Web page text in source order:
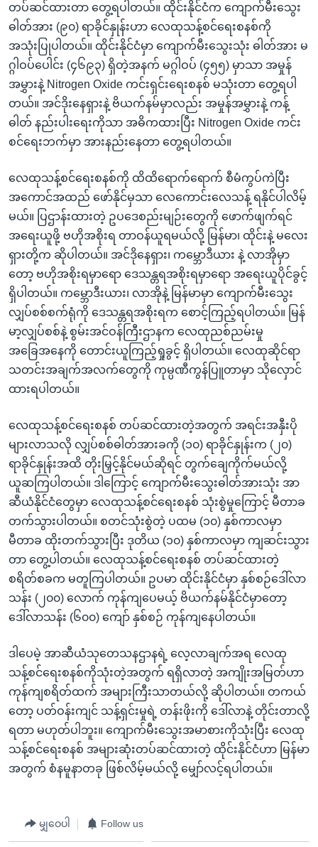
တပ်ဆင်ထားတာ တွေ့ရပါတယ်။ ထိုင်းနိုင်ငံက ကျောက်မီးသွေး
ဓါတ်အား (၉၀) ရာခိုင်နှုန်းဟာ လေထုသန့်စင်ရေးစနစ်ကို
အသုံးပြုပါတယ်။ ထိုင်းနိုင်ငံမှာ ကျောက်မီးသွေးသုံး ဓါတ်အား မ
ဂ္ဂါဝပ်ပေါင်း (၄၆၉၃) ရှိတဲ့အနက် မဂ္ဂါဝပ် (၄၅၅) မှာသာ အမှုန်
အမွှားနဲ့ Nitrogen Oxide ကင်းရှင်းရေးစနစ် မသုံးတာ တွေ့ရပါ
တယ်။ အင်ဒိုးနေရှားနဲ့ ဗိယက်နမ်မှာလည်း အမှုန်အမွှားနဲ့ ကန့်
ဓါတ် နည်းပါးရေးကိုသာ အဓိကထားပြီး Nitrogen Oxide ကင်း
စင်ရေးဘက်မှာ အားနည်းနေတာ တွေ့ရပါတယ်။
လေထုသန့်စင်ရေးစနစ်ကို ထိထိရောက်ရောက် စီမံကွပ်ကဲပြီး
အကောင်အထည် ဖော်နိုင်မှသာ လေကောင်းလေသန့် ရနိုင်ပါလိမ့်
မယ်။ ပြဌာန်းထားတဲ့ ဥပဒေစည်းမျဉ်းတွေကို ဖောက်ဖျက်ရင်
အရေးယူဖို့ ဗဟိုအစိုးရ တာဝန်ယူရမယ်လို့ မြန်မာ၊ ထိုင်းနဲ့ မလေး
ရှားတို့က ဆိုပါတယ်။ အင်ဒိုနေရှား၊ ကမ္ဘောဒီယား နဲ့ လာအိုမှာ
တော့ ဗဟိုအစိုးရမှာရော ဒေသန္တရအစိုးရမှာရော အရေးယူပိုင်ခွင့်
ရှိပါတယ်။ ကမ္ဘောဒီးယား၊ လာအိုနဲ့ မြန်မာမှာ ကျောက်မီးသွေး
လျှပ်စစ်စက်ရုံကို ဒေသန္တရအစိုးရက စောင့်ကြည့်ရပါတယ်။ မြန်
မာ့လျှပ်စစ်နဲ့ စွမ်းအင်ဝန်ကြီးဌာနက လေထုညစ်ညမ်းမှု
အခြေအနေကို တောင်းယူကြည့်ရှုခွင့် ရှိပါတယ်။ လေထုဆိုင်ရာ
သတင်းအချက်အလက်တွေကို ကုမ္ပဏီကွန်ပြူတာမှာ သိုလှောင်
ထားရပါတယ်။
လေထုသန့်စင်ရေးစနစ် တပ်ဆင်ထားတဲ့အတွက် အရင်းအနှီးပို
များလာသလို လျှပ်စစ်ဓါတ်အားခကို (၁၀) ရာခိုင်နှုန်းက (၂၀)
ရာခိုင်နှုန်းအထိ တိုးမြှင့်နိုင်မယ်ဆိုရင် တွက်ချေကိုက်မယ်လို့
ယူဆကြပါတယ်။ ဒါကြောင့် ကျောက်မီးသွေးဓါတ်အားသုံး အာ
ဆီယံနိုင်ငံတွေမှာ လေထုသန့်စင်ရေးစနစ် သုံးစွဲမှုကြောင့် မီတာခ
တက်သွားပါတယ်။ စတင်သုံးစွဲတဲ့ ပထမ (၁၀) နှစ်ကာလမှာ
မီတာခ ထိုးတက်သွားပြီး ဒုတိယ (၁၀) နှစ်ကာလမှာ ကျဆင်းသွား
တာ တွေ့ပါတယ်။ လေထုသန့်စင်ရေးစနစ် တပ်ဆင်ထားတဲ့
စရိတ်စခက မတူကြပါတယ်။ ဥပမာ ထိုင်းနိုင်ငံမှာ နှစ်စဉ်ဒေါ်လာ
သန်း (၂၀၀) လောက် ကုန်ကျပေမယ့် ဗိယက်နမ်နိုင်ငံမှာတော့
ဒေါ်လာသန်း (၆၀၀) ကျော် နှစ်စဉ် ကုန်ကျနေပါတယ်။
ဒါပေမဲ့ အာဆီယံသုတေသနဌာနရဲ့ လေ့လာချက်အရ လေထု
သန့်စင်ရေးစနစ်ကိုသုံးတဲ့အတွက် ရရှိလာတဲ့ အကျိုးအမြတ်ဟာ
ကုန်ကျစရိတ်ထက် အများကြီးသာတယ်လို့ ဆိုပါတယ်။ တကယ်
တော့ ပတ်ဝန်းကျင် သန့်ရှင်းမှုရဲ့ တန်းဖိုးကို ဒေါ်လာနဲ့ တိုင်းတာလို့
ရတာ မဟုတ်ပါဘူး။ ကျောက်မီးသွေးအမာစားကိုသုံးပြီး လေထု
သန့်စင်ရေးစနစ် အများဆုံးတပ်ဆင်ထားတဲ့ ထိုင်းနိုင်ငံဟာ မြန်မာ
အတွက် စံနမူနာတခု ဖြစ်လိမ့်မယ်လို့ မျှော်လင့်ရပါတယ်။
မျှဝေပါ Follow us